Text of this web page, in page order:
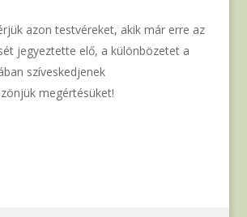
azon testvéreket, akik már erre az
jegyeztette elő, a különbözetet a
szíveskedjenek
megértésüket!